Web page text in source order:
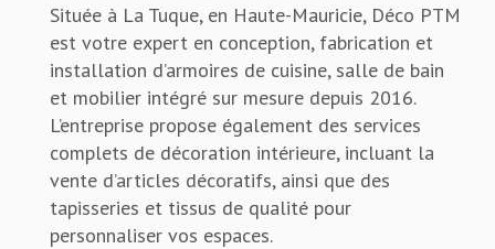
Située à La Tuque, en Haute-Mauricie, Déco PTM
est votre expert en conception, fabrication et
installation d’armoires de cuisine, salle de bain
et mobilier intégré sur mesure depuis 2016.
L’entreprise propose également des services
complets de décoration intérieure, incluant la
vente d’articles décoratifs, ainsi que des
tapisseries et tissus de qualité pour
personnaliser vos espaces.